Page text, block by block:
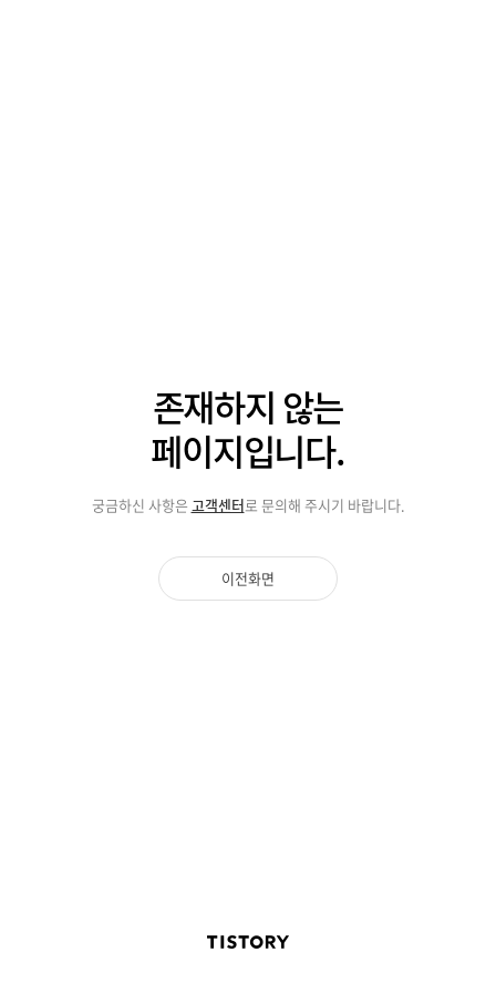
존재하지 않는
페이지입니다.
궁금하신 사항은 고객센터로 문의해 주시기 바랍니다.
이전화면